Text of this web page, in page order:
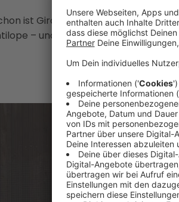
ist Giraffen-Baby Ayo auf die
– und jetzt gibt’s wieder